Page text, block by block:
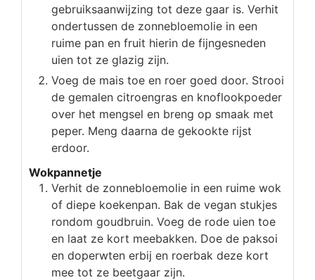
gebruiksaanwijzing tot deze gaar is. Verhit
ondertussen de zonnebloemolie in een
ruime pan en fruit hierin de fijngesneden
uien tot ze glazig zijn.
Voeg de mais toe en roer goed door. Strooi
de gemalen citroengras en knoflookpoeder
over het mengsel en breng op smaak met
peper. Meng daarna de gekookte rijst
erdoor.
Wokpannetje
Verhit de zonnebloemolie in een ruime wok
of diepe koekenpan. Bak de vegan stukjes
rondom goudbruin. Voeg de rode uien toe
en laat ze kort meebakken. Doe de paksoi
en doperwten erbij en roerbak deze kort
mee tot ze beetgaar zijn.